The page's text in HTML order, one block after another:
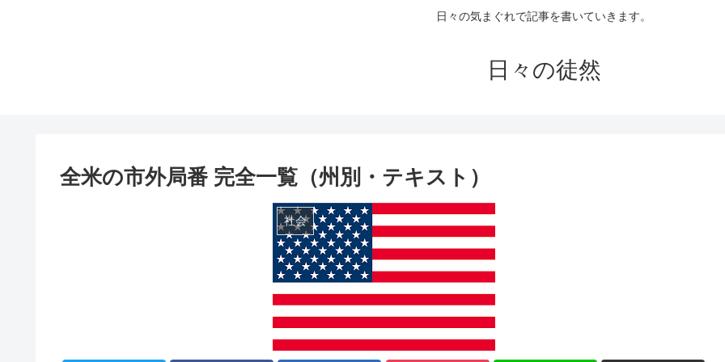
日々の気まぐれで記事を書いていきます。
日々の徒然
全米の市外局番 完全一覧（州別・テキスト）
社会